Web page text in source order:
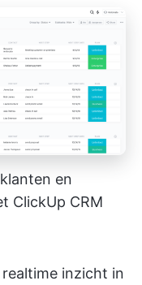
en
ClickUp CRM
inzicht in